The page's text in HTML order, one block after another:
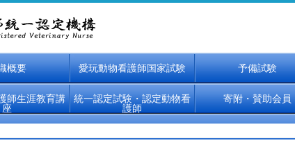
概要 愛玩動物看護師国家試験 予備試験
師生涯教育講
座
統一認定試験・認定動物看
護師
寄附・賛助会員